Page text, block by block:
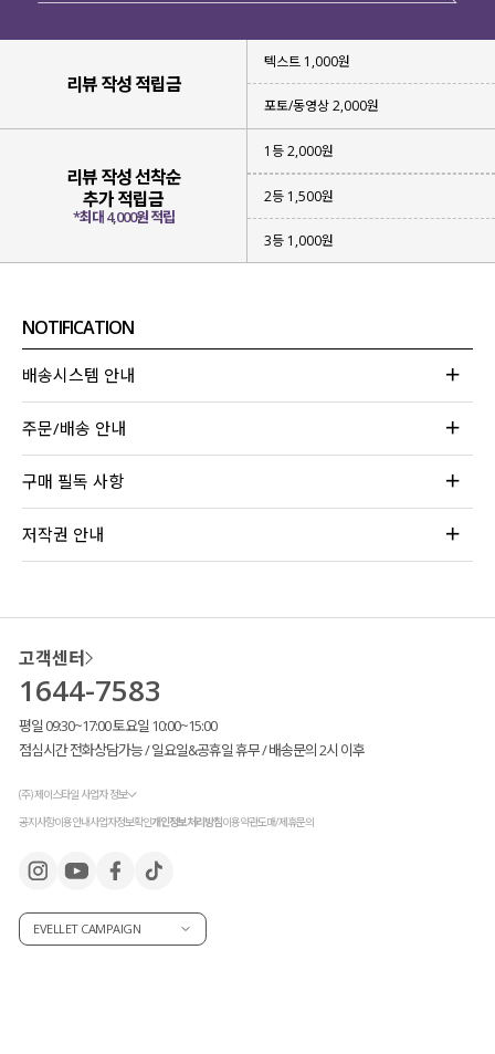
리뷰 작성 적립금
텍스트 1,000원
포토/동영상 2,000원
리뷰 작성 선착순
추가 적립금
*최대 4,000원 적립
1등 2,000원
2등 1,500원
3등 1,000원
NOTIFICATION
배송시스템 안내
주문/배송 안내
구매 필독 사항
저작권 안내
고객센터
1644-7583
평일 09:30~17:00 토요일 10:00~15:00
점심시간 전화상담가능 / 일요일&공휴일 휴무 / 배송문의 2시 이후
(주) 제이스타일 사업자 정보
공지사항이용안내사업자정보확인개인정보처리방침이용약관도매/제휴문의
EVELLET CAMPAIGN